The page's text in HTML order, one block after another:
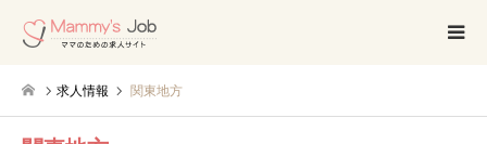
求人情報 関東地方